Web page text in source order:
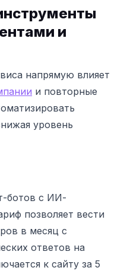
и
напрямую влияет
и повторные
уровень
ботов с ИИ-
позволяет вести
в месяц с
ответов на
к сайту за 5